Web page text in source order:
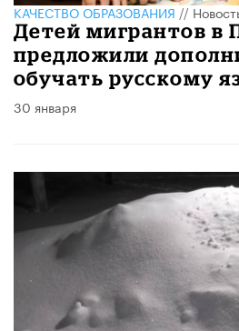
КАЧЕСТВО ОБРАЗОВАНИЯ//
Детей мигрантов в
предложили
обучать русскому
30 января